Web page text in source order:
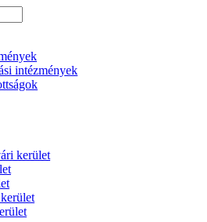
intézmények
kerület